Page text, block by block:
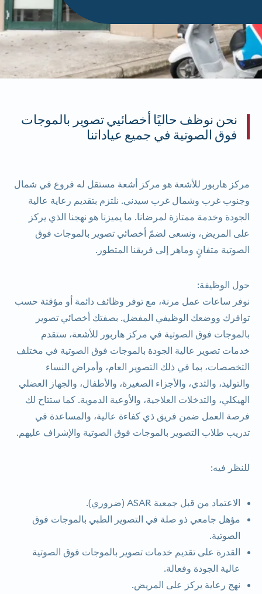
نحن نوظف حاليًا أخصائيي تصوير بالموجات
فوق الصوتية في جميع عياداتنا
مركز هاربور للأشعة هو مركز أشعة مستقل له فروع في شمال
وجنوب غرب وشمال غرب سيدني. نلتزم بتقديم رعاية عالية
الجودة وخدمة ممتازة لمرضانا. ما يميزنا هو نهجنا الذي يركز
على المريض، ونسعى لضمّ أخصائي تصوير بالموجات فوق
الصوتية متفانٍ وماهر إلى فريقنا المتطور.
حول الوظيفة:
نوفر ساعات عمل مرنة، مع توفر وظائف دائمة أو مؤقتة حسب
توافرك ووضعك الوظيفي المفضل. بصفتك أخصائي تصوير
بالموجات فوق الصوتية في مركز هاربور للأشعة، ستقدم
خدمات تصوير عالية الجودة بالموجات فوق الصوتية في مختلف
التخصصات، بما في ذلك التصوير العام، وأمراض النساء
والتوليد، والثدي، والأجزاء الصغيرة، والأطفال، والجهاز العضلي
الهيكلي، والتدخلات العلاجية، والأوعية الدموية. كما ستتاح لك
فرصة العمل ضمن فريق ذي كفاءة عالية، والمساعدة في
تدريب طلاب التصوير بالموجات فوق الصوتية والإشراف عليهم.
للنظر فيه:
الاعتماد من قبل جمعية ASAR (ضروري).
مؤهل جامعي ذو صلة في التصوير الطبي بالموجات فوق
الصوتية.
القدرة على تقديم خدمات تصوير بالموجات فوق الصوتية
عالية الجودة وفعالة.
نهج رعاية يركز على المريض.